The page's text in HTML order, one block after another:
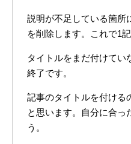
説明が不足している箇所
を削除します。これで1
タイトルをまだ付けてい
終了です。
記事のタイトルを付ける
と思います。自分に合っ
う。